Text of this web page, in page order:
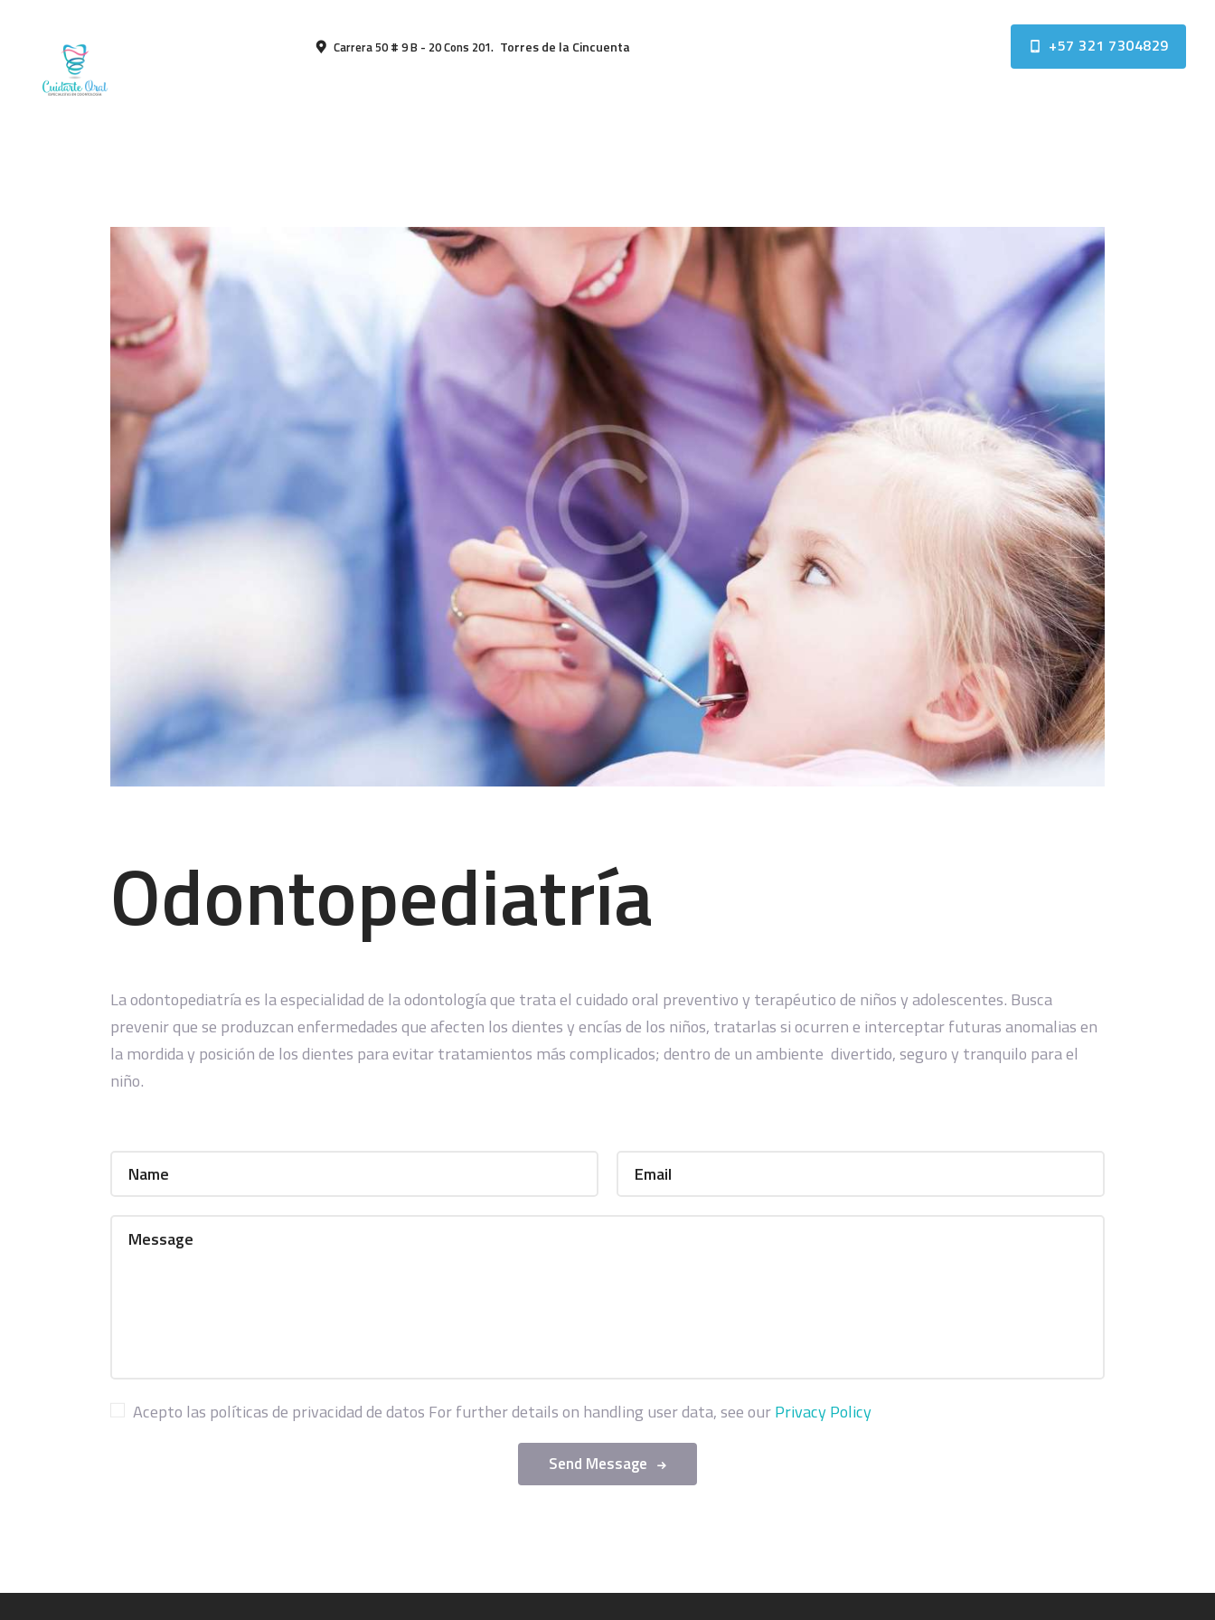
Carrera 50 # 9 B - 20 Cons 201. Torres de la Cincuenta +57 321 7304829
TIPS
Odontopediatría
La odontopediatría es la especialidad de la odontología que trata el cuidado oral preventivo y terapéutico de niños y adolescentes. Busca
prevenir que se produzcan enfermedades que afecten los dientes y encías de los niños, tratarlas si ocurren e interceptar futuras anomalias en
la mordida y posición de los dientes para evitar tratamientos más complicados; dentro de un ambiente divertido, seguro y tranquilo para el
niño.
Acepto las políticas de privacidad de datos For further details on handling user data, see ourPrivacy Policy
Send Message